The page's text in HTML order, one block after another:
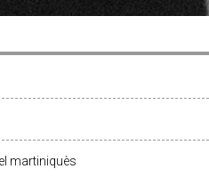
martiniquès